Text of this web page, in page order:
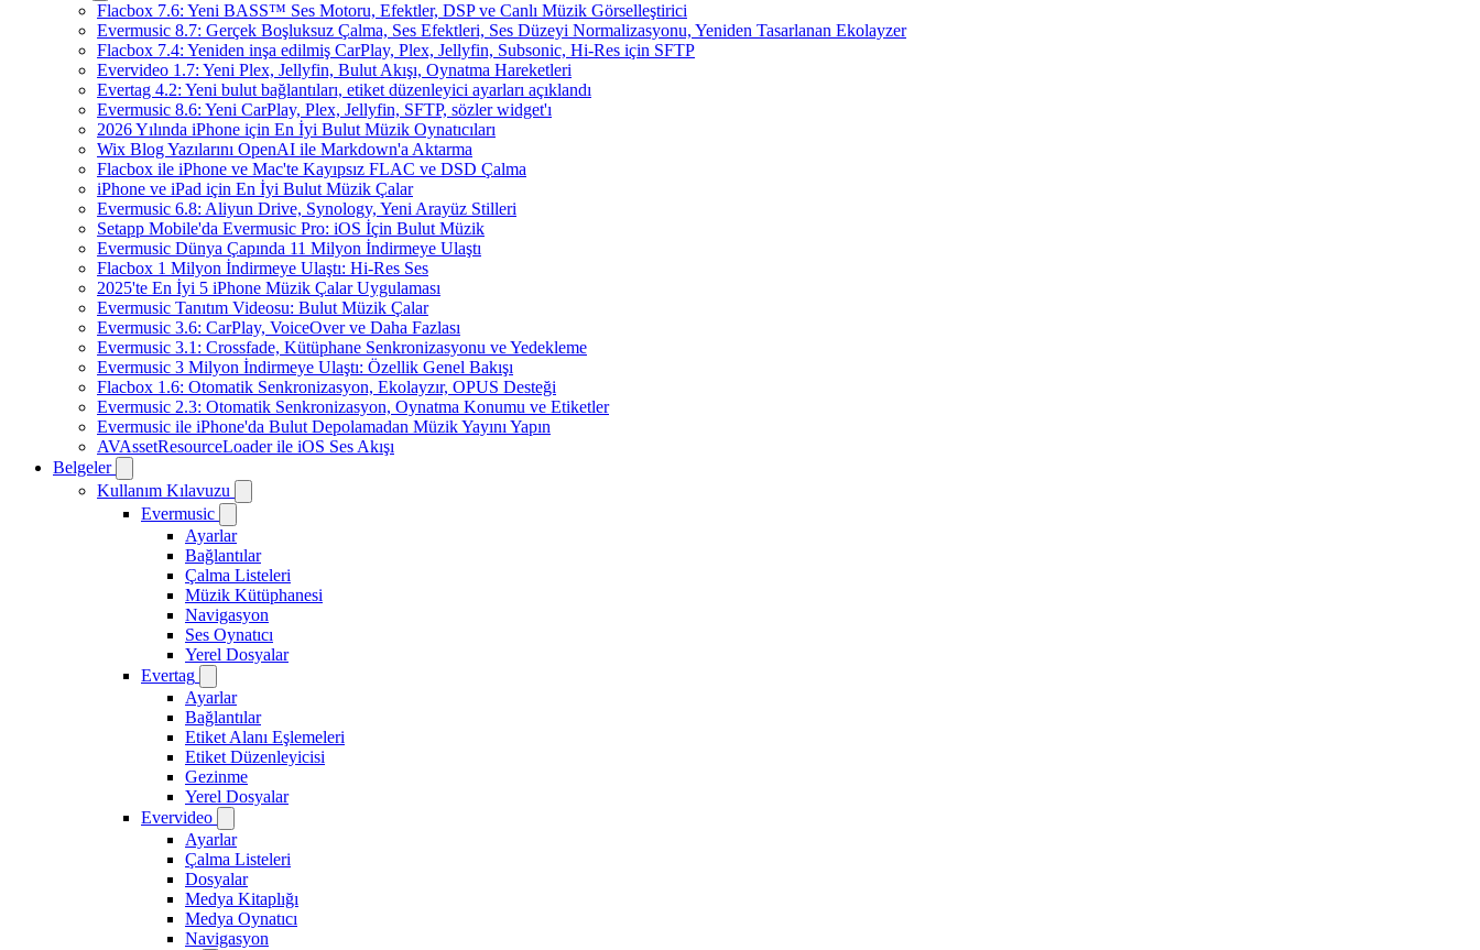
Flacbox 7.6: Yeni BASS™ Ses Motoru, Efektler, DSP ve Canlı Müzik Görselleştirici
Evermusic 8.7: Gerçek Boşluksuz Çalma, Ses Efektleri, Ses Düzeyi Normalizasyonu, Yeniden Tasarlanan Ekolayzer
Flacbox 7.4: Yeniden inşa edilmiş CarPlay, Plex, Jellyfin, Subsonic, Hi-Res için SFTP
Evervideo 1.7: Yeni Plex, Jellyfin, Bulut Akışı, Oynatma Hareketleri
Evertag 4.2: Yeni bulut bağlantıları, etiket düzenleyici ayarları açıklandı
Evermusic 8.6: Yeni CarPlay, Plex, Jellyfin, SFTP, sözler widget'ı
2026 Yılında iPhone için En İyi Bulut Müzik Oynatıcıları
Wix Blog Yazılarını OpenAI ile Markdown'a Aktarma
Flacbox ile iPhone ve Mac'te Kayıpsız FLAC ve DSD Çalma
iPhone ve iPad için En İyi Bulut Müzik Çalar
Evermusic 6.8: Aliyun Drive, Synology, Yeni Arayüz Stilleri
Setapp Mobile'da Evermusic Pro: iOS İçin Bulut Müzik
Evermusic Dünya Çapında 11 Milyon İndirmeye Ulaştı
Flacbox 1 Milyon İndirmeye Ulaştı: Hi-Res Ses
2025'te En İyi 5 iPhone Müzik Çalar Uygulaması
Evermusic Tanıtım Videosu: Bulut Müzik Çalar
Evermusic 3.6: CarPlay, VoiceOver ve Daha Fazlası
Evermusic 3.1: Crossfade, Kütüphane Senkronizasyonu ve Yedekleme
Evermusic 3 Milyon İndirmeye Ulaştı: Özellik Genel Bakışı
Flacbox 1.6: Otomatik Senkronizasyon, Ekolayzır, OPUS Desteği
Evermusic 2.3: Otomatik Senkronizasyon, Oynatma Konumu ve Etiketler
Evermusic ile iPhone'da Bulut Depolamadan Müzik Yayını Yapın
AVAssetResourceLoader ile iOS Ses Akışı
Belgeler
Kullanım Kılavuzu
Evermusic
Ayarlar
Bağlantılar
Çalma Listeleri
Müzik Kütüphanesi
Navigasyon
Ses Oynatıcı
Yerel Dosyalar
Evertag
Ayarlar
Bağlantılar
Etiket Alanı Eşlemeleri
Etiket Düzenleyicisi
Gezinme
Yerel Dosyalar
Evervideo
Ayarlar
Çalma Listeleri
Dosyalar
Medya Kitaplığı
Medya Oynatıcı
Navigasyon